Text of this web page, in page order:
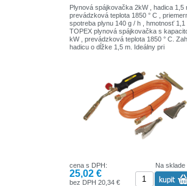
Technické dáta
Výkon: 2 kW
Hadica schválená do 10 barov
Materiál horáka: mosadz
Plynová spájkovačka 2kW , hadica 1,5
prevádzková teplota 1850 ° C ,
spotreba plynu 140 g / h , hmotnosť 1,1
TOPEX plynová spájkovačka s
kW , prevádzková teplota 1850 ° C.
hadicu o dĺžke 1,5 m. Ideálny pri
Sortiment značiek TOPEX zahŕňa
doplnky pre domácnosť a garáže.
sú pevnej kvality.
Značka TOPEX je jednou z
značiek ručného náradia v Poľsku.
Na sklade
cena s DPH:
25,02 €
bez DPH 20,34 €